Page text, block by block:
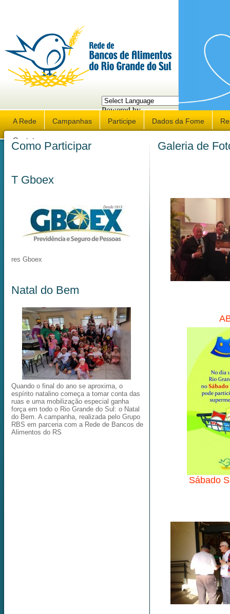
Powered by
Translate
A Rede Campanhas Participe Dados da Fome
Contato
Como Participar
T Gboex
res Gboex
Natal do Bem
Quando o final do ano se aproxima, o
espírito natalino começa a tomar conta das
ruas e uma mobilização especial ganha
força em todo o Rio Grande do Sul: o Natal
do Bem. A campanha, realizada pelo Grupo
RBS em parceria com a Rede de Bancos de
Alimentos do RS
Galeria de
Sábado